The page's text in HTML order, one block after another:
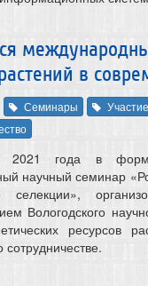
в
Семинары
2021 года в
научный семинар
селекции»,
Вологодского